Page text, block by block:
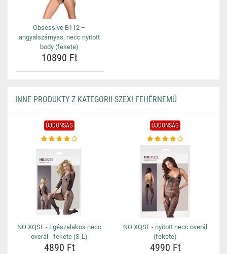
Obsessive B112 –
angyalszárnyas, necc nyitott
body (fekete)
10890 Ft
INNE PRODUKTY Z KATEGORII SZEXI FEHÉRNEMŰ
ÚJDONSÁG
NO:XQSE - Egészalakos necc
overál - fekete (S-L)
4890 Ft
ÚJDONSÁG
NO:XQSE - nyitott necc overál
(fekete)
4990 Ft